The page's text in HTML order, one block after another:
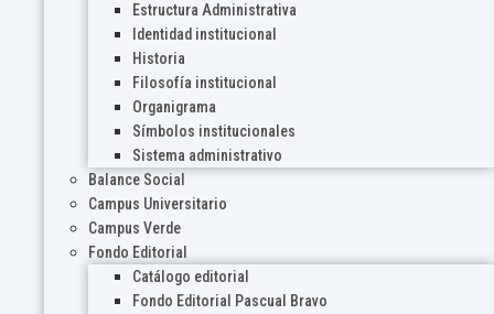
Estructura Administrativa
Identidad institucional
Historia
Filosofía institucional
Organigrama
Símbolos institucionales
Sistema administrativo
Balance Social
Campus Universitario
Campus Verde
Fondo Editorial
Catálogo editorial
Fondo Editorial Pascual Bravo